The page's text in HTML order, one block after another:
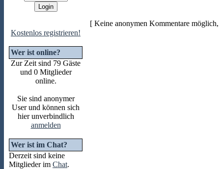
Kostenlos registrieren!
Wer ist online?
Zur Zeit sind 79 Gäste
und 0 Mitglieder
online.
Sie sind anonymer
User und können sich
hier unverbindlich
anmelden
Wer ist im Chat?
Derzeit sind keine
Mitglieder im Chat.
[ Keine anonymen Kommentare